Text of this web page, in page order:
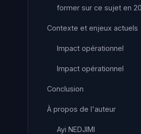
former sur ce sujet en
Contexte et enjeux actuels
Impact opérationnel
Impact opérationnel
Conclusion
À propos de l'auteur
Ayi NEDJIMI